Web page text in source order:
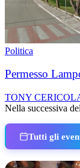
Politica
Permesso
TONY
Nella successiva
Tutti gli